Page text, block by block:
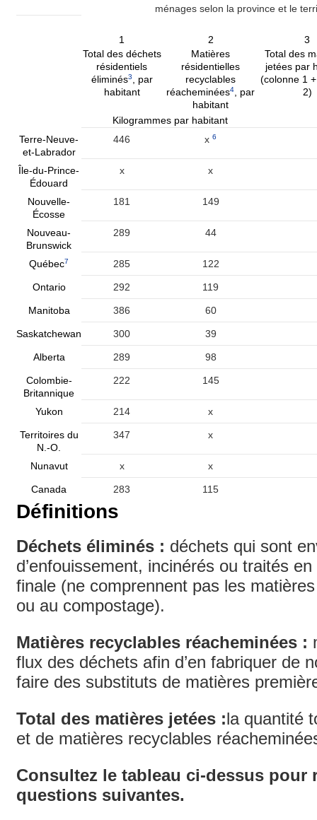
ménages selon la province et le
1 2
3
Total des déchets
résidentiels
éliminés3
, par
habitant
Matières
résidentielles
recyclables
réacheminées4
, par
habitant
Total des
jetées par
(colonne 1
2)
Kilogrammes par habitant
Terre-Neuve-
et-Labrador
446 x 6
Île-du-Prince-
Édouard
x x
Nouvelle-
Écosse
181 149
Nouveau-
Brunswick
289 44
Québec7 285 122
Ontario 292 119
Manitoba 386 60
Saskatchewan 300 39
Alberta 289 98
Colombie-
Britannique
222 145
Yukon 214 x
Territoires du
N.-O.
347 x
Nunavut x x
Canada 283 115
Définitions
Déchets éliminés : déchets qui sont
d’enfouissement, incinérés ou traités
finale (ne comprennent pas les
ou au compostage).
Matières recyclables réacheminées :
flux des déchets afin d’en fabriquer de
faire des substituts de matières
Total des matières jetées :la quantité
et de matières recyclables
Consultez le tableau ci-dessus pour
questions suivantes.